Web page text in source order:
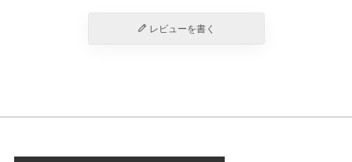
レビューを書く